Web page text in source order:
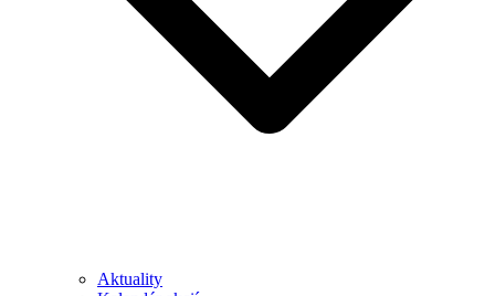
Aktuality